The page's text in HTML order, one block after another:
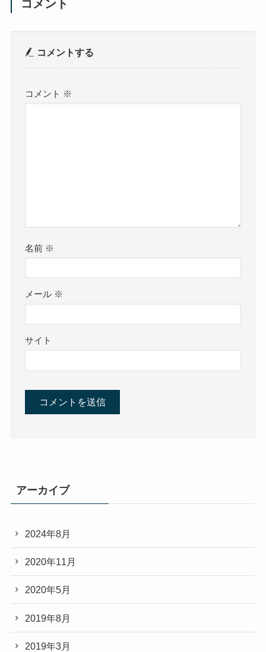
コメント
コメントする
コメント ※
名前 ※
メール ※
サイト
アーカイブ
2024年8月
2020年11月
2020年5月
2019年8月
2019年3月